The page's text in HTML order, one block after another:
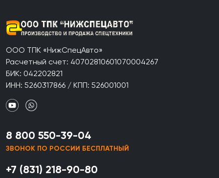
ООО ТПК «НижСпецАвто»
Расчетный счет: 40702810601070004267
БИК: 042202821
ИНН: 5260317866 / КПП: 526001001
8 800 550-39-04
ЗВОНОК ПО РОССИИ БЕСПЛАТНЫЙ
+7 (831) 218-90-80